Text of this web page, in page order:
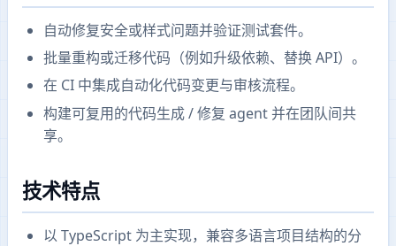
自动修复安全或样式问题并验证测试套件。
批量重构或迁移代码（例如升级依赖、替换 API）。
在 CI 中集成自动化代码变更与审核流程。
构建可复用的代码生成 / 修复 agent 并在团队间共
享。
技术特点
以 TypeScript 为主实现，兼容多语言项目结构的分